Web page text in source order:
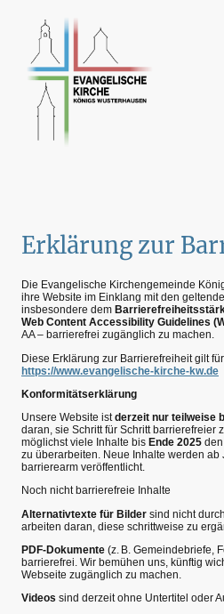
Erklärung zur
Die Evangelische Kirchengemeinde
ihre Website im Einklang mit den
insbesondere dem
Web Content Accessibility Guidelines
AA – barrierefrei zugänglich zu machen.
Diese Erklärung zur Barrierefreiheit gilt
https://www.evangelische-kirche-kw.de
Konformitätserklärung
Unsere Website istderzeit nur teilweise
daran, sie Schritt für Schritt barrierefreier
möglichst viele Inhalte bis Ende 2025
zu überarbeiten. Neue Inhalte werden
barrierearm veröffentlicht.
Noch nicht barrierefreie Inhalte
Alternativtexte für Bilder sind nicht
arbeiten daran, diese schrittweise zu
PDF-Dokumente (z. B. Gemeindebriefe,
barrierefrei. Wir bemühen uns, künftig
Webseite zugänglich zu machen.
Videos sind derzeit ohne Untertitel oder